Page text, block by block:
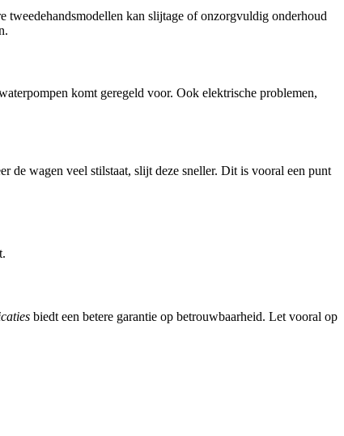
kan slijtage of onzorgvuldig onderhoud
komt geregeld voor. Ook elektrische problemen,
de wagen veel stilstaat, slijt deze sneller. Dit is vooral een punt
biedt een betere garantie op betrouwbaarheid. Let vooral op